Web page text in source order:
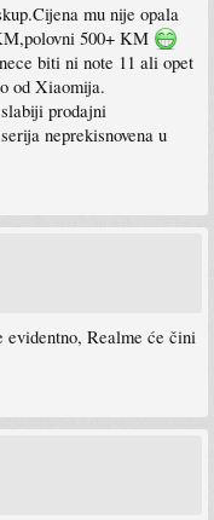
mu nije opala
500+ KM
biti ni note 11 ali opet
od Xiaomija.
prodajni
neprekisnovena u
Realme će čini